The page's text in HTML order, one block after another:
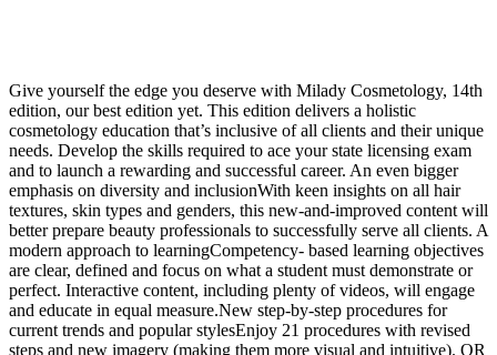
Give yourself the edge you deserve with Milady Cosmetology, 14th
edition, our best edition yet. This edition delivers a holistic
cosmetology education that’s inclusive of all clients and their unique
needs. Develop the skills required to ace your state licensing exam
and to launch a rewarding and successful career. An even bigger
emphasis on diversity and inclusionWith keen insights on all hair
textures, skin types and genders, this new-and-improved content will
better prepare beauty professionals to successfully serve all clients. A
modern approach to learningCompetency- based learning objectives
are clear, defined and focus on what a student must demonstrate or
perfect. Interactive content, including plenty of videos, will engage
and educate in equal measure.New step-by-step procedures for
current trends and popular stylesEnjoy 21 procedures with revised
steps and new imagery (making them more visual and intuitive). QR